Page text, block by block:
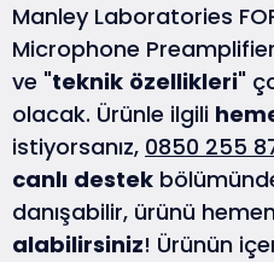
Manley Laboratories
Microphone
ve "teknik özellikleri"
olacak. Ürünle ilgili
istiyorsanız, 0850 255
canlı destek
danışabilir, ürünü hemen
alabilirsiniz! Ürünün